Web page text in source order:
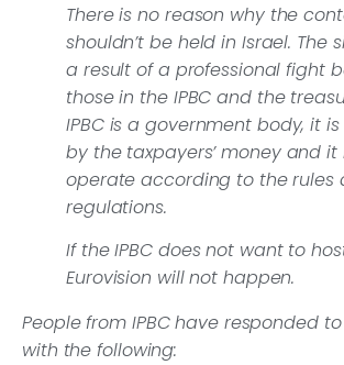
There is no reason why the
shouldn’t be held in Israel. The
a result of a professional fight
those in the IPBC and the
IPBC is a government body, it
by the taxpayers’ money and it
operate according to the rules
regulations.
If the IPBC does not want to
Eurovision will not happen.
People from IPBC have responded to
with the following: